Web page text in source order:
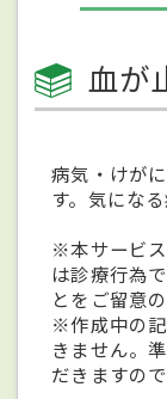
血が
病気・けが
す。気にな
※本サービ
は診療行為
とをご留意
※作成中の
きません。
だきますの